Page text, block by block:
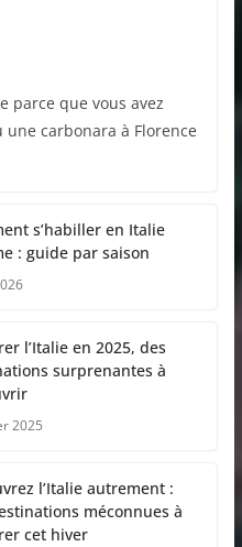
parce que vous avez
une carbonara à Florence
s’habiller en Italie
: guide par saison
l’Italie en 2025, des
surprenantes à
2025
l’Italie autrement :
méconnues à
cet hiver